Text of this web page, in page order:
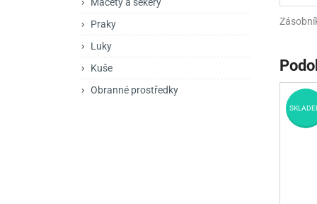
Pistole
Obranné prostředky Obranné spreje
Praky
Luky
Kuše
Obranné prostředky